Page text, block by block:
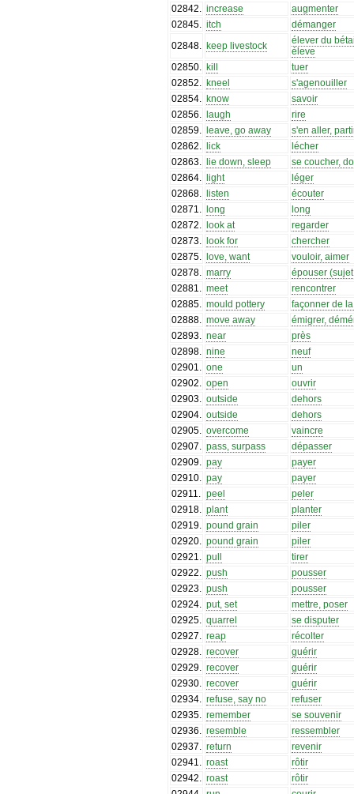
02842
increase
augmenter
02845
itch
démanger
02848
keep livestock
élever du
éleve
02850
kill
tuer
02852
kneel
s'agenouiller
02854
know
savoir
02856
laugh
rire
02859
leave, go away
s'en aller,
02862
lick
lécher
02863
lie down, sleep
se coucher,
02864
light
léger
02868
listen
écouter
02871
long
long
02872
look at
regarder
02873
look for
chercher
02875
love, want
vouloir, aimer
02878
marry
épouser
02881
meet
rencontrer
02885
mould pottery
façonner de
02888
move away
émigrer,
02893
near
près
02898
nine
neuf
02901
one
un
02902
open
ouvrir
02903
outside
dehors
02904
outside
dehors
02905
overcome
vaincre
02907
pass, surpass
dépasser
02909
pay
payer
02910
pay
payer
02911
peel
peler
02918
plant
planter
02919
pound grain
piler
02920
pound grain
piler
02921
pull
tirer
02922
push
pousser
02923
push
pousser
02924
put, set
mettre, poser
02925
quarrel
se disputer
02927
reap
récolter
02928
recover
guérir
02929
recover
guérir
02930
recover
guérir
02934
refuse, say no
refuser
02935
remember
se souvenir
02936
resemble
ressembler
02937
return
revenir
02941
roast
rôtir
02942
roast
rôtir